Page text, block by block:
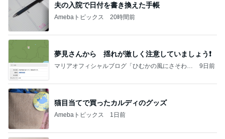
夫の入院で日付を書き換えた手帳
Amebaトピックス 20時間前
夢見さんから 揺れが激しく注意していましょう❗️
マリアオフィシャルブログ「ひむかの風にさそわれ
9日前
猫目当てで買ったカルディのグッズ
Amebaトピックス 1日前